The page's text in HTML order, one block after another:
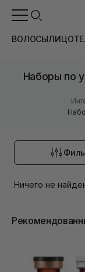
ВОЛОСЫЛИЦО
Наборы по
Ничего не